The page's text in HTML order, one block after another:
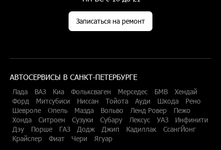
Записаться на ремонт
АВТОСЕРВИСЫ В САНКТ-ПЕТЕРБУРГЕ
Лада ВАЗ Киа Фольксваген Мерседес БМВ
Хендай
Форд
Митсубиси Ниссан Тойота Ауди Шкода
Рено
Шевроле
Опель Мазда Вольво Ленд Ровер
Пежо
Хонда
Ситроен Сузуки Субару Лексус УАЗ
Инфинити
Дэу
Порше ГАЗ Додж Джип Кадиллак
СсангЙонг
Крайслер
Фиат Чери Ягуар